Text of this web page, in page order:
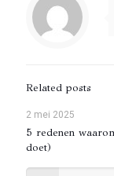
Related posts
2 mei 2025
5 redenen
doet)